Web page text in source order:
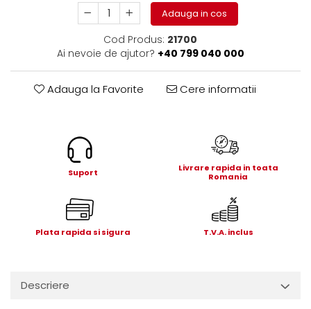
Motoare electrice si pompe
hidraulice
Role, bucse si bolturi
Bolturi, role si bucse
Cilindri si burdufe
Pompe si motoare electrice
Electrice
Adauga in cos
Cod Produs: 21700
Ai nevoie de ajutor? +40 799 040 000
Adauga la Favorite Cere informatii
Suport
Livrare rapida in toata
Romania
Plata rapida si sigura T.V.A. inclus
Descriere